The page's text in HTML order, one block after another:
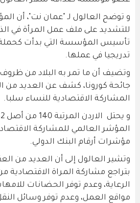
و توضح العالول لـ "عمان نت"، أن
للتشديد على ملف عمل المرأة في
تأسيس المؤسسة التي بدأت
تدريجيا في عملها.
وتضيف أن ما تمر به البلاد من
جائحة كورونا، كشف عن العديد من
المشاركة الاقتصادية للنساء سلبا.
المؤشر العالمي للمشاركة
مؤشرات أرقام البنك الدولي.
وتشير العالول إلى أن العديد من
بتراجع مشاركة المراة الاقتصادية
الرعاية، وعدم توفر الحضانات
مواقع العمل، وعدم توفر وسائل